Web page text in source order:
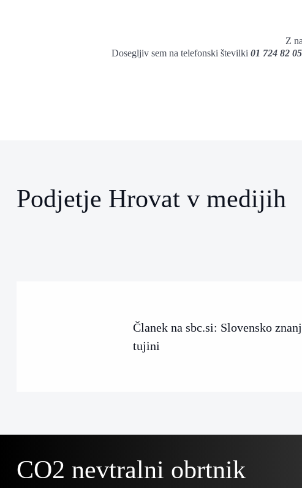
Z
Dosegljiv sem na telefonski številki 01 724 82 05
Podjetje Hrovat v medijih
Članek na sbc.si: Slovensko
tujini
CO2 nevtralni obrtnik